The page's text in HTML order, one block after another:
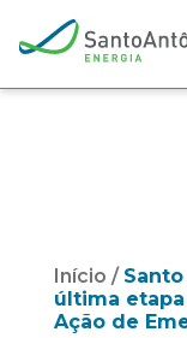
Acionistas
Conselho e
Fator de
Segurança
Licenciamento
Relatório de
Publicações
Fale Conosco
Contatos
Início /
última
Ação de